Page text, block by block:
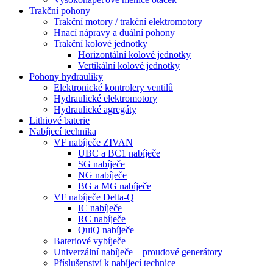
Trakční pohony
Trakční motory / trakční elektromotory
Hnací nápravy a duální pohony
Trakční kolové jednotky
Horizontální kolové jednotky
Vertikální kolové jednotky
Pohony hydrauliky
Elektronické kontrolery ventilů
Hydraulické elektromotory
Hydraulické agregáty
Lithiové baterie
Nabíjecí technika
VF nabíječe ZIVAN
UBC a BC1 nabíječe
SG nabíječe
NG nabíječe
BG a MG nabíječe
VF nabíječe Delta-Q
IC nabíječe
RC nabíječe
QuiQ nabíječe
Bateriové vybíječe
Univerzální nabíječe – proudové generátory
Příslušenství k nabíjecí technice